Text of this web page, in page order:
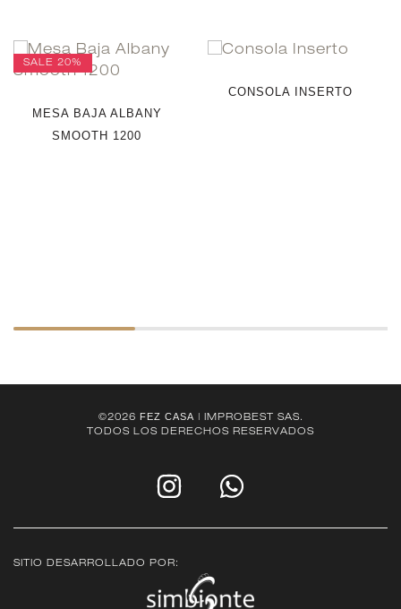
SALE 20%
MESA BAJA ALBANY
SMOOTH 1200
CONSOLA INSERTO
©2026 FEZ CASA| IMPROBEST SAS.
TODOS LOS DERECHOS RESERVADOS
SITIO DESARROLLADO POR: